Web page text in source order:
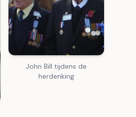
John Bill tijdens de
herdenking